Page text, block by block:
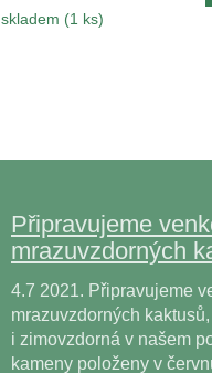
skladem (1 ks)
Připravujeme
mrazuvzdorných
4.7 2021. Připravujeme
mrazuvzdorných
i zimovzdorná v našem
kameny položeny v